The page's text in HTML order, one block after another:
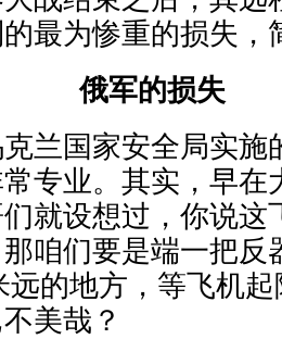
最为惨重的损失，
俄军的损失
兰国家安全局实施
专业。其实，早在
就设想过，你说这
咱们要是端一把反
远的地方，等飞机
美哉？